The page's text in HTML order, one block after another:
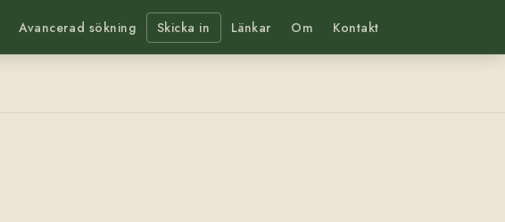
Avancerad sökning Skicka in Länkar Om Kontakt